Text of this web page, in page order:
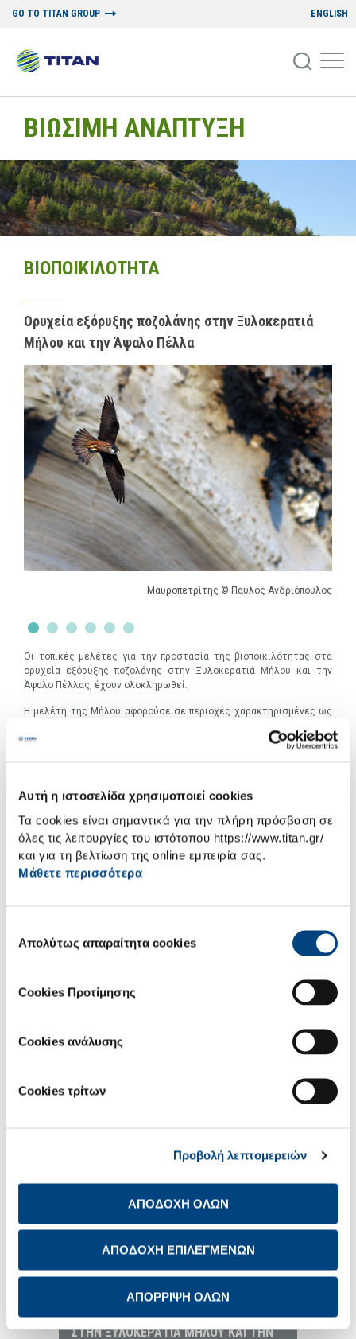
Αυτή η ιστοσελίδα χρησιμοποιεί cookies
Τα cookies είναι σημαντικά για την πλήρη πρόσβαση σε
όλες τις λειτουργίες του ιστότοπου https://www.titan.gr/
και για τη βελτίωση της online εμπειρία σας.
Μάθετε περισσότερα
συγκατάθεσης
Απολύτως απαραίτητα cookies
Cookies Προτίμησης
Cookies ανάλυσης
Cookies τρίτων
Προβολή λεπτομερειών
ΑΠΟΔΟΧΗ ΟΛΩΝ
ΑΠΟΔΟΧΗ ΕΠΙΛΕΓΜΕΝΩΝ
ΑΠΟΡΡΙΨΗ ΟΛΩΝ
GO TO TITAN GROUP ENGLISH
ΒΙΩΣΙΜΗ ΑΝΑΠΤΥΞΗ
ΒΙΟΠΟΙΚΙΛΟΤΗΤΑ
Ορυχεία εξόρυξης ποζολάνης στην Ξυλοκερατιά
Μήλου και την Άψαλο Πέλλα
Μαυροπετρίτης © Παύλος Ανδριόπουλος
Οι τοπικές μελέτες για την προστασία της βιοποικιλότητας στα
ορυχεία εξόρυξης ποζολάνης στην Ξυλοκερατιά Μήλου και την
Άψαλο Πέλλας, έχουν ολοκληρωθεί.
Η μελέτη της Μήλου αφορούσε σε περιοχές χαρακτηρισμένες ως
οχιά της Μήλου (Macrovipera schweizeri) και ο Μαυροπετρίτης
Η μελέτη της Αψάλου αφορούσε σε «Ζώνη Ειδικής Προστασίας»
Η υλοποίηση αυτών των δύο μελετών έγινε από εμάς, σε
συνεργασία με την Ελληνική Εταιρεία Προστασίας της Φύσης
(ΕΕΠΦ) και σήμερα βρίσκεται σε εξέλιξη η υλοποίηση των τοπικών
σχεδίων δράσης.
Επιστροφή
ΛΑΤΟΜΕΙΟ ΑΣΒΕΣΤΟΛΙΘΟΥ ΑΡΤΙΜΕΣ
ΣΤΟ ΔΡΕΠΑΝΟ ΑΧΑΪΑΣ
ΔΕΙΤΕ ΠΕΡΙΣΣΟΤΕΡΑ
ΟΡΥΧΕΙΑ ΕΞΟΡΥΞΗΣ ΠΟΖΟΛΑΝΗΣ
ΣΤΗΝ ΞΥΛΟΚΕΡΑΤΙΑ ΜΗΛΟΥ ΚΑΙ ΤΗΝ